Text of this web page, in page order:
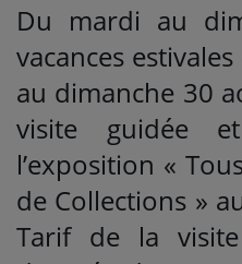
Du mardi au
vacances
au dimanche 30
visite guidée
l’exposition «
de Collections »
Tarif de la